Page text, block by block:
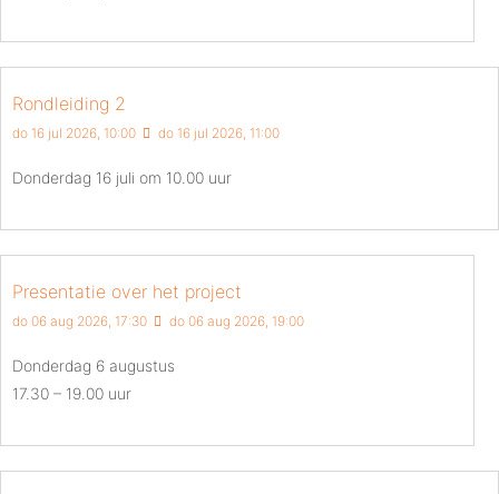
Rondleiding 2
do 16 jul 2026, 10:00 do 16 jul 2026, 11:00
Donderdag 16 juli om 10.00 uur
Presentatie over het project
do 06 aug 2026, 17:30 do 06 aug 2026, 19:00
Donderdag 6 augustus
17.30 – 19.00 uur